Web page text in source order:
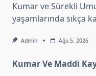
Kumar ve Sürekli
yaşamlarında sıkça
Admin Ağu 5, 2026
Kumar Ve Maddi